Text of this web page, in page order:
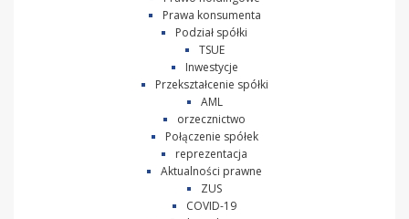
Prawa konsumenta
Podział spółki
TSUE
Inwestycje
Przekształcenie spółki
AML
orzecznictwo
Połączenie spółek
reprezentacja
Aktualności prawne
ZUS
COVID-19